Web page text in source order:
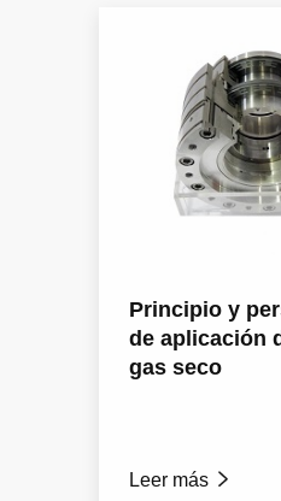
Principio y
de aplicación
gas seco
Leer más 